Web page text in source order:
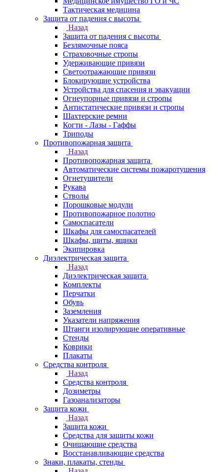
Тактическая медицина
Защита от падения с высоты
Назад
Защита от падения с высоты
Безлямочные пояса
Страховочные стропы
Удерживающие привязи
Светоотражающие привязи
Блокирующие устройства
Устройства для спасения и эвакуации
Огнеупорные привязи и стропы
Антистатические привязи и стропы
Шахтерские ремни
Когти - Лазы - Гаффы
Триподы
Противопожарная защита
Назад
Противопожарная защита
Автоматические системы пожаротушения
Огнетушители
Рукава
Стволы
Порошковые модули
Противопожарное полотно
Самоспасатели
Шкафы для самоспасателей
Шкафы, щиты, ящики
Экипировка
Диэлектрическая защита
Назад
Диэлектрическая защита
Комплекты
Перчатки
Обувь
Заземления
Указатели напряжения
Штанги изолирующие оперативные
Стенды
Коврики
Плакаты
Средства контроля
Назад
Средства контроля
Дозиметры
Газоанализаторы
Защита кожи
Назад
Защита кожи
Средства для защиты кожи
Очищающие средства
Восстанавливающие средства
Знаки, плакаты, стенды